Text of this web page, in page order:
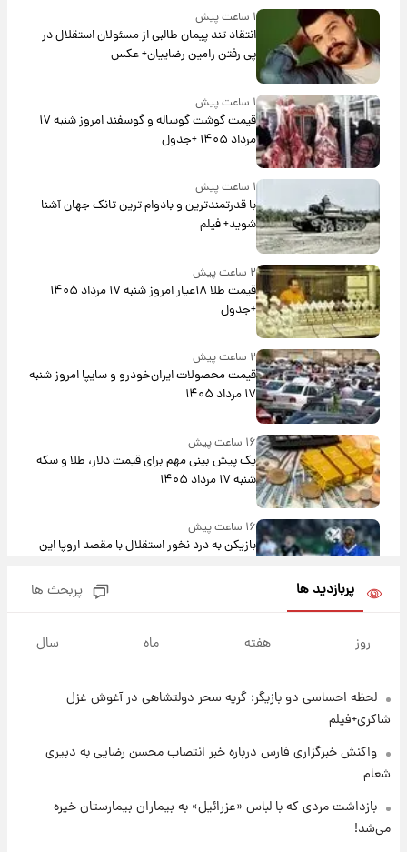
۱ ساعت پیش
انتقاد تند پیمان طالبی از مسئولان استقلال در
پی رفتن رامین رضاییان+ عکس
۱ ساعت پیش
قیمت گوشت گوساله و گوسفند امروز شنبه ۱۷
مرداد ۱۴۰۵ +جدول
۱ ساعت پیش
با قدرتمندترین و بادوام ترین تانک جهان آشنا
شوید+ فیلم
۲ ساعت پیش
قیمت طلا ۱۸عیار امروز شنبه ۱۷ مرداد ۱۴۰۵
+جدول
۲ ساعت پیش
قیمت محصولات ایران‌خودرو و سایپا امروز شنبه
۱۷ مرداد ۱۴۰۵
۱۶ ساعت پیش
یک پیش ‌بینی مهم برای قیمت دلار، طلا و سکه
شنبه ۱۷ مرداد ۱۴۰۵
۱۶ ساعت پیش
بازیکن به درد نخور استقلال با مقصد اروپا این
باقری؛ فرماندهان شهید هوافضای ایران
۲۳ ساعت پیش
جدول قیمت ایران‌خودرو امروز جمعه ۱۶ مرداد؛
قیمت‌ها تغییر کرد
پربازدید ها پربحث ها
روز هفته ماه سال
لحظه احساسی دو بازیگر؛ گریه سحر دولتشاهی در آغوش غزل
شاکری+فیلم
واکنش خبرگزاری فارس درباره خبر انتصاب محسن رضایی به دبیری
شعام
بازداشت مردی که با لباس «عزرائیل» به بیماران بیمارستان خیره
می‌شد!